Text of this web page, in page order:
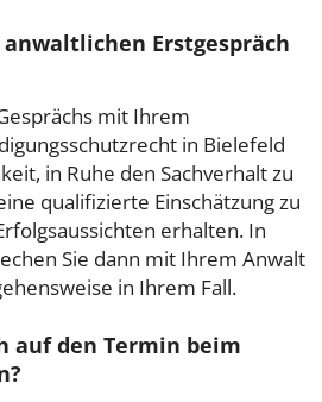
Erstgespräch
mit Ihrem
in Bielefeld
in Ruhe den Sachverhalt zu
qualifizierte Einschätzung zu
erhalten. In
Sie dann mit Ihrem Anwalt
in Ihrem Fall.
auf den Termin beim